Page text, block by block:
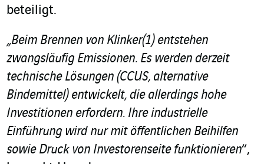
beteiligt.
„Beim Brennen von Klinker(1)entstehen
zwangsläufig Emissionen. Es werden derzeit
technische Lösungen (CCUS, alternative
Bindemittel) entwickelt, die allerdings hohe
Investitionen erfordern. Ihre industrielle
Einführung wird nur mit öffentlichen Beihilfen
sowie Druck von Investorenseite funktionieren“,